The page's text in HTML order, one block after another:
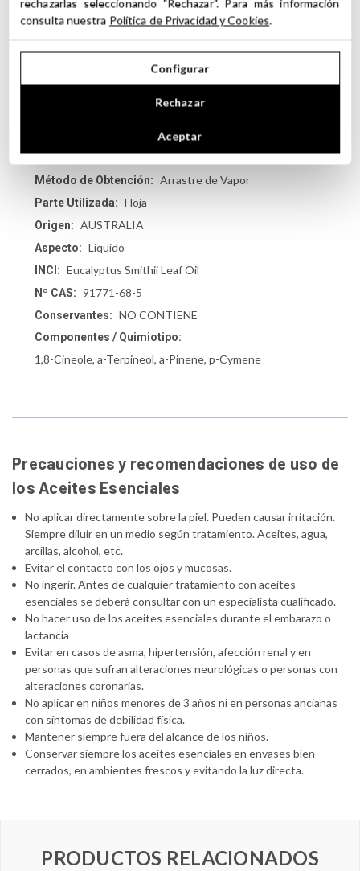
Tipo / Nombre: EUCALIPTUS (S)
Método de Obtención: Arrastre de Vapor
Parte Utilizada: Hoja
Origen: AUSTRALIA
Aspecto: Líquido
INCI: Eucalyptus Smithii Leaf Oil
Nº CAS: 91771-68-5
Conservantes: NO CONTIENE
Componentes / Quimiotipo:
1,8-Cineole, a-Terpineol, a-Pinene, p-Cymene
esenciales 100% naturales y experimenta los beneficios
rutinas de cuidado personal y bienestar.
Precauciones y recomendaciones de uso de
los Aceites Esenciales
No aplicar directamente sobre la piel. Pueden causar irritación.
Siempre diluir en un medio según tratamiento. Aceites, agua,
arcillas, alcohol, etc.
Evitar el contacto con los ojos y mucosas.
No ingerir. Antes de cualquier tratamiento con aceites
esenciales se deberá consultar con un especialista cualificado.
No hacer uso de los aceites esenciales durante el embarazo o
lactancia
Evitar en casos de asma, hipertensión, afección renal y en
personas que sufran alteraciones neurológicas o personas con
alteraciones coronarias.
No aplicar en niños menores de 3 años ni en personas ancianas
con síntomas de debilidad física.
Mantener siempre fuera del alcance de los niños.
Conservar siempre los aceites esenciales en envases bien
cerrados, en ambientes frescos y evitando la luz directa.
PRODUCTOS RELACIONADOS
rechazarlas seleccionando "Rechazar". Para más información
consulta nuestra Política de Privacidad y Cookies.
Configurar
Rechazar
Aceptar